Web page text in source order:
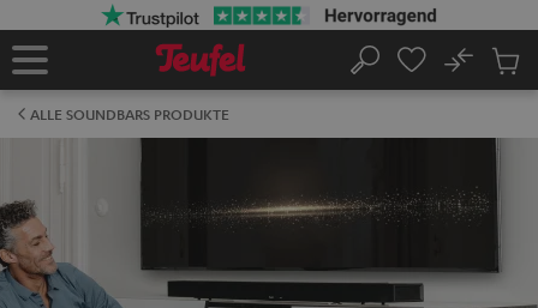
Startseite
Suche
No
ALLE SOUNDBARS PRODUKTE